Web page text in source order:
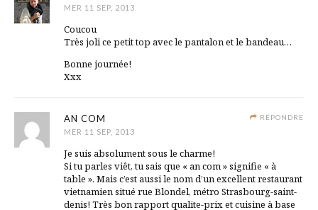
MER 11 SEP, 2013
Coucou
Très joli ce petit top avec le pantalon et le bandeau…
Bonne journée!
Xxx
RÉPONDRE
AN COM
MER 11 SEP, 2013
Je suis absolument sous le charme!
Si tu parles viêt, tu sais que « an com » signifie « à
table ». Mais c’est aussi le nom d’un excellent restaurant
vietnamien situé rue Blondel, métro Strasbourg-saint-
denis! Très bon rapport qualite-prix et cuisine à base